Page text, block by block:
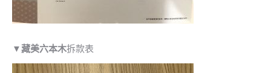
▼藏美六本木拆款表